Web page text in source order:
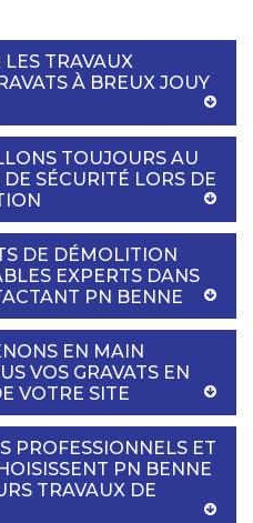
TRAVAUX
À BREUX JOUY
TOUJOURS AU
SÉCURITÉ LORS DE
DE DÉMOLITION
EXPERTS DANS
PN BENNE
EN MAIN
VOS GRAVATS EN
VOTRE SITE
PROFESSIONNELS ET
PN BENNE
TRAVAUX DE